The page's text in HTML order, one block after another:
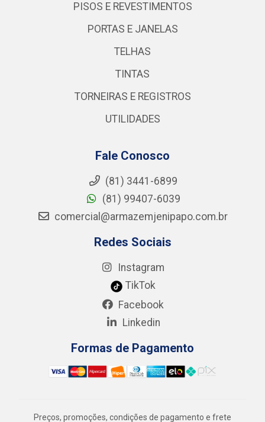
PISOS E REVESTIMENTOS
PORTAS E JANELAS
TELHAS
TINTAS
TORNEIRAS E REGISTROS
UTILIDADES
Fale Conosco
(81) 3441-6899
(81) 99407-6039
comercial@armazemjenipapo.com.br
Redes Sociais
Instagram
TikTok
Facebook
Linkedin
Formas de Pagamento
Preços, promoções, condições de pagamento e frete